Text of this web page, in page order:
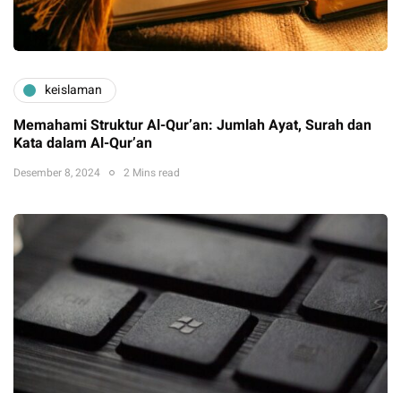
keislaman
Memahami Struktur Al-Qur’an: Jumlah Ayat, Surah dan
Kata dalam Al-Qur’an
Desember 8, 2024 2 Mins read